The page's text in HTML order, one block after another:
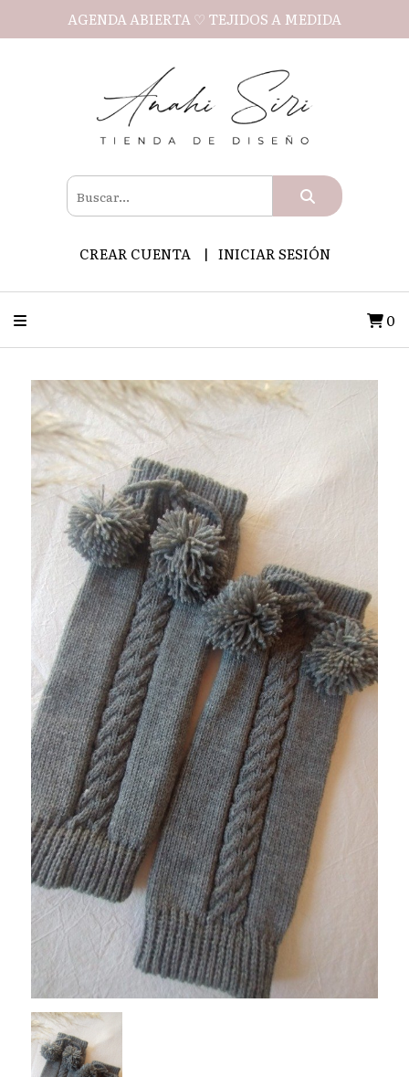
AGENDA ABIERTA ♡ TEJIDOS A MEDIDA
CREAR CUENTA INICIAR SESIÓN
0